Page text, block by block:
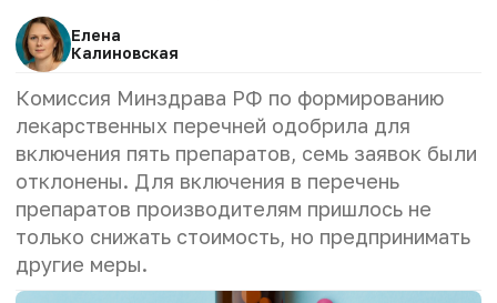
Елена
Калиновская
Комиссия Минздрава РФ по формированию
лекарственных перечней одобрила для
включения пять препаратов, семь заявок были
отклонены. Для включения в перечень
препаратов производителям пришлось не
только снижать стоимость, но предпринимать
другие меры.